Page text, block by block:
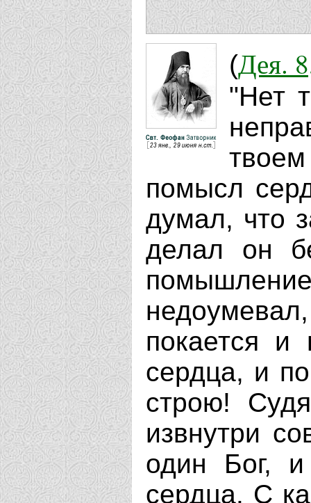
(Дея.
"Нет
помысл
думал, что
делал он
покается и
сердца, и
строю!
извнутри
один Бог,
сердца. С